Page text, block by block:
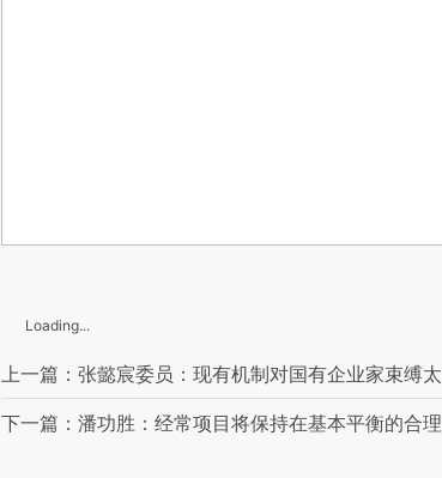
Loading...
上一篇：张懿宸委员：现有机制对国有企业家束缚
下一篇：潘功胜：经常项目将保持在基本平衡的合